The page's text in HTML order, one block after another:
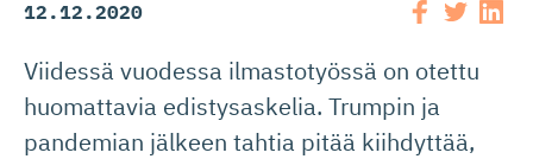
12.12.2020
Viidessä vuodessa ilmastotyössä on otettu
huomattavia edistysaskelia. Trumpin ja
pandemian jälkeen tahtia pitää kiihdyttää,